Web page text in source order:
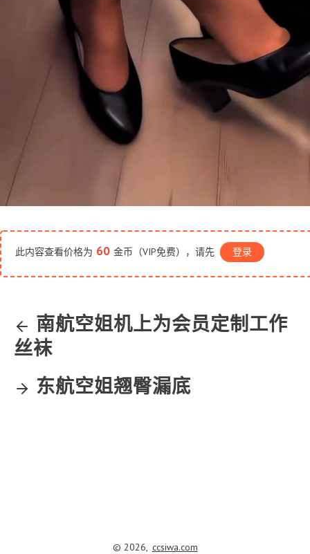
此内容查看价格为 60 金币（VIP免费），请先 登录
南航空姐机上为会员定制工作
丝袜
东航空姐翘臀漏底
© 2026, ccsiwa.com